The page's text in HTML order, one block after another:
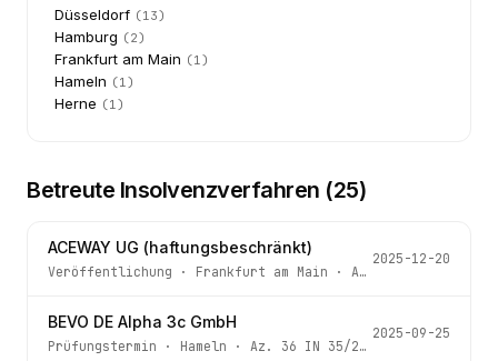
Düsseldorf (13)
Hamburg (2)
Frankfurt am Main (1)
Hameln (1)
Herne (1)
Betreute Insolvenzverfahren (25)
ACEWAY UG (haftungsbeschränkt)
Veröffentlichung · Frankfurt am Main · Az.
2025-12-20
BEVO DE Alpha 3c GmbH
Prüfungstermin · Hameln · Az. 36 IN 35/25 -4
2025-09-25